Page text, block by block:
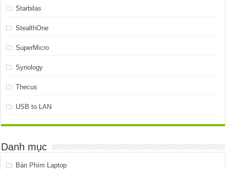
Starbilas
StealthOne
SuperMicro
Synology
Thecus
USB to LAN
Danh mục
Bàn Phím Laptop